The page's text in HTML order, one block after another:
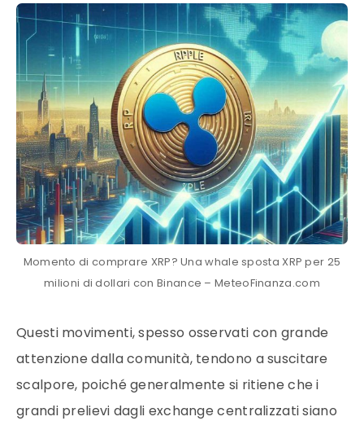
Momento di comprare XRP? Una whale sposta XRP per 25
milioni di dollari con Binance – MeteoFinanza.com
Questi movimenti, spesso osservati con grande
attenzione dalla comunità, tendono a suscitare
scalpore, poiché generalmente si ritiene che i
grandi prelievi dagli exchange centralizzati siano